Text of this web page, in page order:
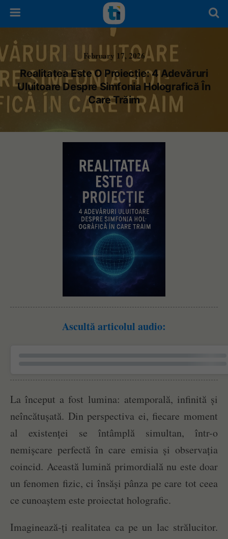
February 17, 2026
Realitatea Este O Proiecție: 4 Adevăruri
Uluitoare Despre Simfonia Holografică În
Care Trăim
Ascultă articolul audio:
La început a fost lumina: atemporală, infinită și
neîncătușată. Din perspectiva ei, fiecare moment
al existenței se întâmplă simultan, într-o
nemișcare perfectă în care emisia și observația
coincid. Această lumină primordială nu este doar
un fenomen fizic, ci însăși pânza pe care tot ceea
ce cunoaștem este proiectat holografic.
Imaginează-ți realitatea ca pe un lac strălucitor.